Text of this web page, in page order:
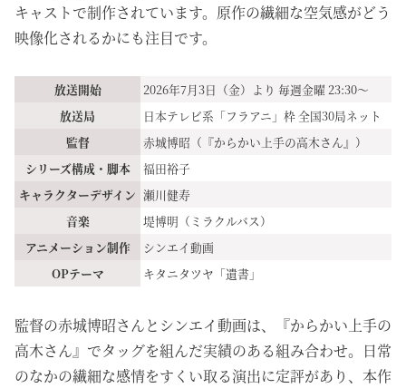
キャストで制作されています。原作の繊細な空気感がどう
映像化されるかにも注目です。
放送開始
2026年7月3日（金）より 毎週金曜 23:30〜
放送局
日本テレビ系「フラアニ」枠 全国30局ネット
監督
赤城博昭（『からかい上手の高木さん』）
シリーズ構成・脚本
福田裕子
キャラクターデザイン 瀬川健寿
音楽
堤博明（ミラクルバス）
アニメーション制作
シンエイ動画
OPテーマ
キタニタツヤ「遺書」
監督の赤城博昭さんとシンエイ動画は、『からかい上手の
高木さん』でタッグを組んだ実績のある組み合わせ。日常
のなかの繊細な感情をすくい取る演出に定評があり、本作